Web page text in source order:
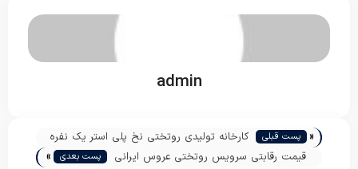
admin
« پست قبلی
کارخانه تولیدی روتختی نخ پلی استر یک نفره
قیمت رقابتی سرویس روتختی عروس ایرانی
پست بعدی »